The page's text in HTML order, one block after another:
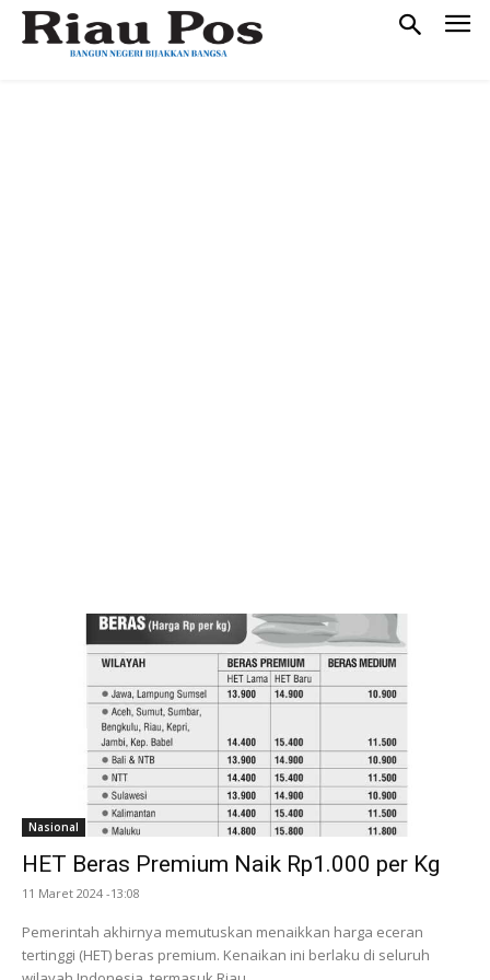
Nasional
HET Beras Premium Naik Rp1.000 per Kg
11 Maret 2024 -13:08
Pemerintah akhirnya memutuskan menaikkan harga eceran
tertinggi (HET) beras premium. Kenaikan ini berlaku di seluruh